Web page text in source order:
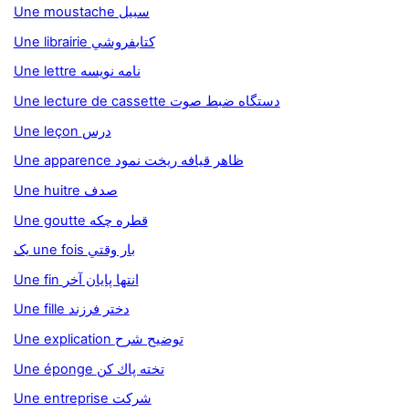
Une moustache سبيل
Une librairie کتابفروشي
Une lettre نامه نويسه
Une lecture de cassette دستگاه ضبط صوت
Une leçon درس
Une apparence ظاهر قيافه ريخت نمود
Une huitre صدف
Une goutte قطره چکه
يک une fois بار وقتي
Une fin انتها پايان آخر
Une fille دختر فرزند
Une explication توضيح شرح
Une éponge تخته پاك كن
Une entreprise شرکت